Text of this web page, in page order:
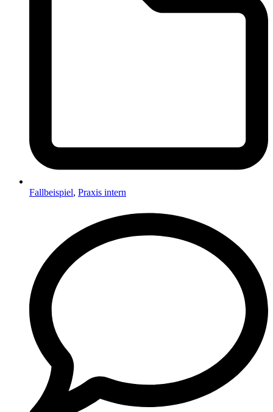
Fallbeispiel, Praxis intern